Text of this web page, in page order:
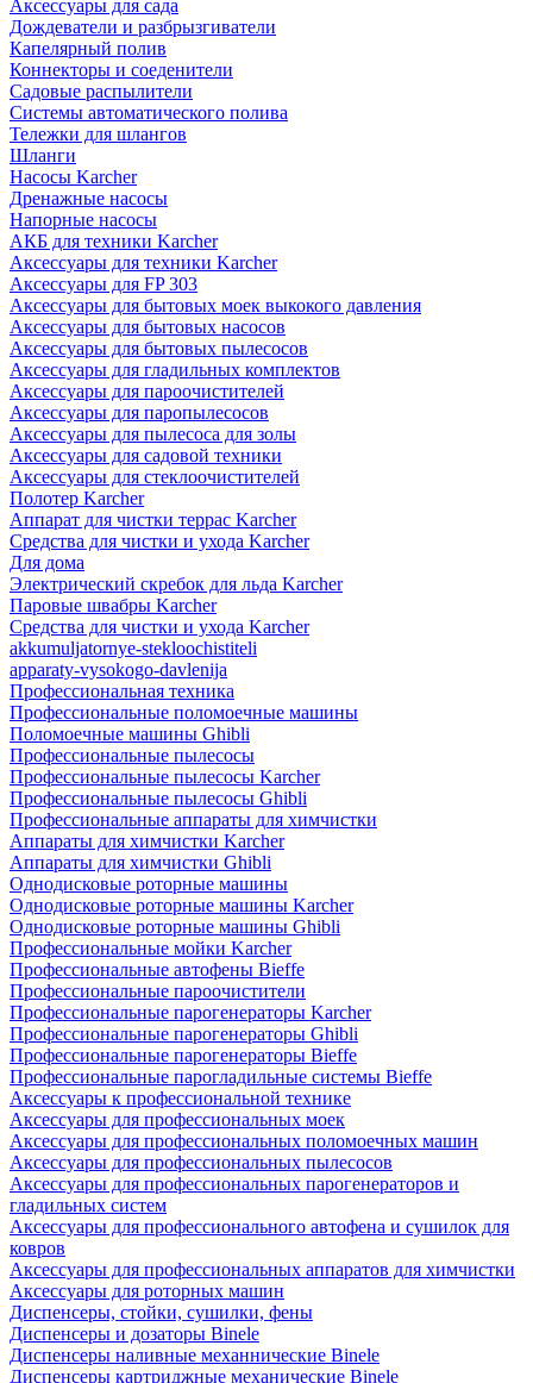
Аксессуары для сада
Дождеватели и разбрызгиватели
Капелярный полив
Коннекторы и соеденители
Садовые распылители
Системы автоматического полива
Тележки для шлангов
Шланги
Насосы Karcher
Дренажные насосы
Напорные насосы
АКБ для техники Karcher
Аксессуары для техники Karcher
Аксессуары для FP 303
Аксессуары для бытовых моек выкокого давления
Аксессуары для бытовых насосов
Аксессуары для бытовых пылесосов
Аксессуары для гладильных комплектов
Аксессуары для пароочистителей
Аксессуары для паропылесосов
Аксессуары для пылесоса для золы
Аксессуары для садовой техники
Аксессуары для стеклоочистителей
Полотер Karcher
Аппарат для чистки террас Karcher
Средства для чистки и ухода Karcher
Для дома
Электрический скребок для льда Karcher
Паровые швабры Karcher
Средства для чистки и ухода Karcher
akkumuljatornye-stekloochistiteli
apparaty-vysokogo-davlenija
Профессиональная техника
Профессиональные поломоечные машины
Поломоечные машины Ghibli
Профессиональные пылесосы
Профессиональные пылесосы Karcher
Профессиональные пылесосы Ghibli
Профессиональные аппараты для химчистки
Аппараты для химчистки Karcher
Аппараты для химчистки Ghibli
Однодисковые роторные машины
Однодисковые роторные машины Karcher
Однодисковые роторные машины Ghibli
Профессиональные мойки Karcher
Профессиональные автофены Bieffe
Профессиональные пароочистители
Профессиональные парогенераторы Karcher
Профессиональные парогенераторы Ghibli
Профессиональные парогенераторы Bieffe
Профессиональные парогладильные системы Bieffe
Аксессуары к профессиональной технике
Аксессуары для профессиональных моек
Аксессуары для профессиональных поломоечных машин
Аксессуары для профессиональных пылесосов
Аксессуары для профессиональных парогенераторов и
гладильных систем
Аксессуары для профессионального автофена и сушилок для
ковров
Аксессуары для профессиональных аппаратов для химчистки
Аксессуары для роторных машин
Диспенсеры, стойки, сушилки, фены
Диспенсеры и дозаторы Binele
Диспенсеры наливные механнические Binele
Диспенсеры картриджные механические Binele